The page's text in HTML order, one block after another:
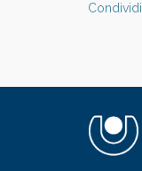
Condividi